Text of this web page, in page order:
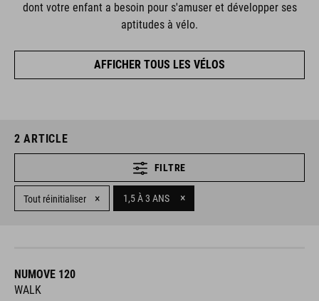
dont votre enfant a besoin pour s'amuser et développer ses
aptitudes à vélo.
AFFICHER TOUS LES VÉLOS
2 ARTICLE
FILTRE
Tout réinitialiser × 1,5 À 3 ANS ×
NUMOVE 120
WALK